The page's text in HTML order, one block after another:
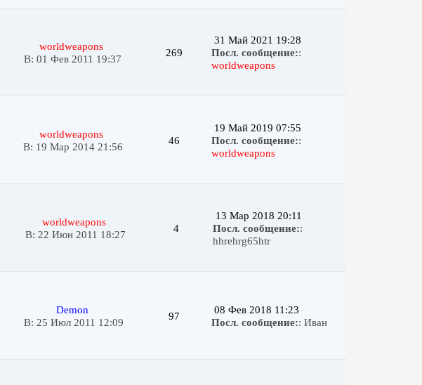
worldweapons
В: 01 Фев 2011 19:37
269
31 Май 2021 19:28
Посл. сообщение::
worldweapons
worldweapons
В: 19 Мар 2014 21:56
46
19 Май 2019 07:55
Посл. сообщение::
worldweapons
worldweapons
В: 22 Июн 2011 18:27
4
13 Мар 2018 20:11
Посл. сообщение::
hhrehrg65htr
Demon
В: 25 Июл 2011 12:09
97
08 Фев 2018 11:23
Посл. сообщение:: Иван